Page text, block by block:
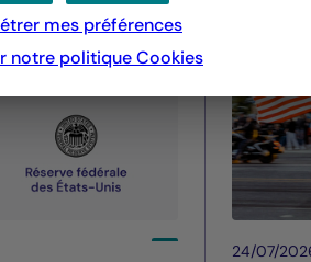
24/07/
mes préférences
notre politiqueCookies